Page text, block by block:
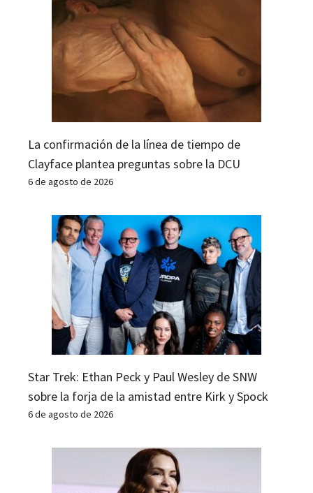
La confirmación de la línea de tiempo de
Clayface plantea preguntas sobre la DCU
6 de agosto de 2026
Star Trek: Ethan Peck y Paul Wesley de SNW
sobre la forja de la amistad entre Kirk y Spock
6 de agosto de 2026